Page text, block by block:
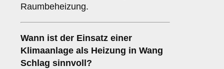
Raumbeheizung.
Wann ist der Einsatz einer
Klimaanlage als Heizung in Wang
Schlag sinnvoll?